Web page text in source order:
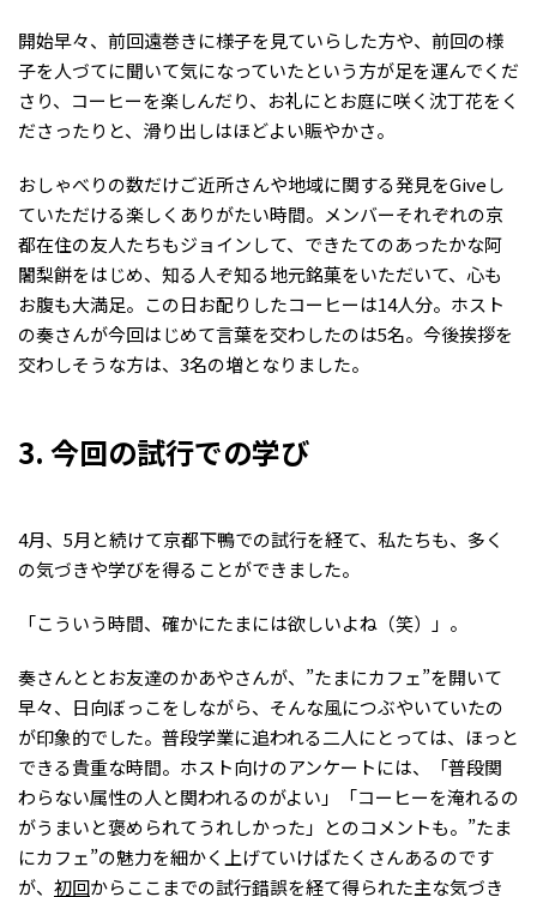
開始早々、前回遠巻きに様子を見ていらした方や、前回の様
子を人づてに聞いて気になっていたという方が足を運んでくだ
さり、コーヒーを楽しんだり、お礼にとお庭に咲く沈丁花をく
ださったりと、滑り出しはほどよい賑やかさ。
おしゃべりの数だけご近所さんや地域に関する発見をGiveし
ていただける楽しくありがたい時間。メンバーそれぞれの京
都在住の友人たちもジョインして、できたてのあったかな阿
闍梨餅をはじめ、知る人ぞ知る地元銘菓をいただいて、心も
お腹も大満足。この日お配りしたコーヒーは14人分。ホスト
の奏さんが今回はじめて言葉を交わしたのは5名。今後挨拶を
交わしそうな方は、3名の増となりました。
3. 今回の試行での学び
4月、5月と続けて京都下鴨での試行を経て、私たちも、多く
の気づきや学びを得ることができました。
「こういう時間、確かにたまには欲しいよね（笑）」。
奏さんととお友達のかあやさんが、”たまにカフェ”を開いて
早々、日向ぼっこをしながら、そんな風につぶやいていたの
が印象的でした。普段学業に追われる二人にとっては、ほっと
できる貴重な時間。ホスト向けのアンケートには、「普段関
わらない属性の人と関われるのがよい」「コーヒーを淹れるの
がうまいと褒められてうれしかった」とのコメントも。”たま
にカフェ”の魅力を細かく上げていけばたくさんあるのです
が、 初回からここまでの試行錯誤を経て得られた主な気づき